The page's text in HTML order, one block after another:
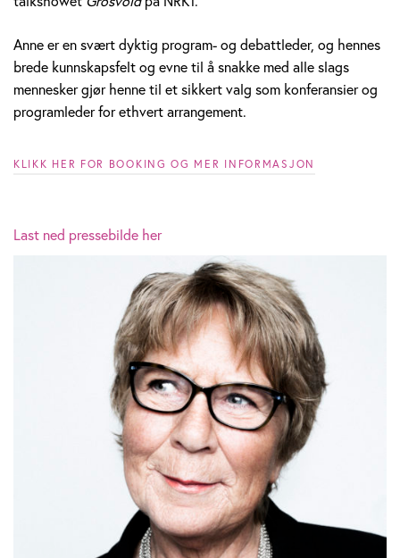
Anne er en svært dyktig program- og debattleder, og hennes
brede kunnskapsfelt og evne til å snakke med alle slags
mennesker gjør henne til et sikkert valg som konferansier og
programleder for ethvert arrangement.
KLIKK HER FOR BOOKING OG MER INFORMASJON
Last ned pressebilde her